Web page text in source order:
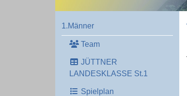
1.Männer
Team
JÜTTNER
LANDESKLASSE St.1
Spielplan